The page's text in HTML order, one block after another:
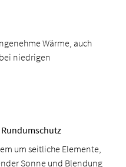
Wärme, auch
niedrigen
um seitliche Elemente,
Sonne und Blendung